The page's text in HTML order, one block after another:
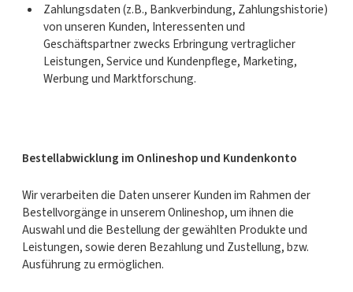
Zahlungsdaten (z.B., Bankverbindung, Zahlungshistorie)
von unseren Kunden, Interessenten und
Geschäftspartner zwecks Erbringung vertraglicher
Leistungen, Service und Kundenpflege, Marketing,
Werbung und Marktforschung.
Bestellabwicklung im Onlineshop und Kundenkonto
Wir verarbeiten die Daten unserer Kunden im Rahmen der
Bestellvorgänge in unserem Onlineshop, um ihnen die
Auswahl und die Bestellung der gewählten Produkte und
Leistungen, sowie deren Bezahlung und Zustellung, bzw.
Ausführung zu ermöglichen.